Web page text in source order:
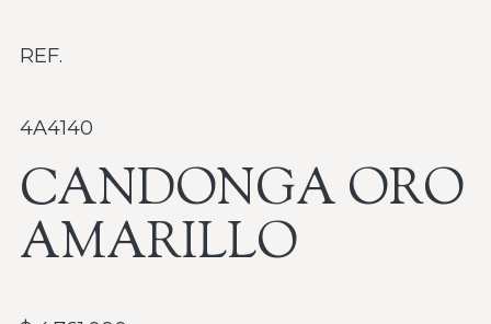
REF.
4A4140
CANDONGA ORO
AMARILLO